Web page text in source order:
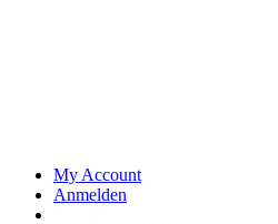
My Account
Anmelden